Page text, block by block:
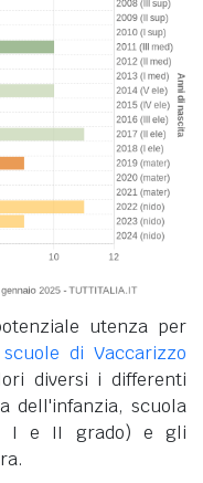
utenza per
scuole di Vaccarizzo
diversi i differenti
dell'infanzia, scuola
I e II grado) e gli